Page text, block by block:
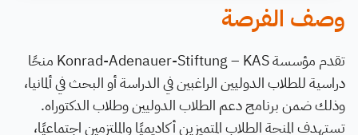
وصف الفرصة
تقدم مؤسسة Konrad-Adenauer-Stiftung – KAS منحًا
دراسية للطلاب الدوليين الراغبين في الدراسة أو البحث في ألمانيا،
وذلك ضمن برنامج دعم الطلاب الدوليين وطلاب الدكتوراه.
تستهدف المنحة الطلاب المتميزين أكاديميًا والملتزمين اجتماعيًا،